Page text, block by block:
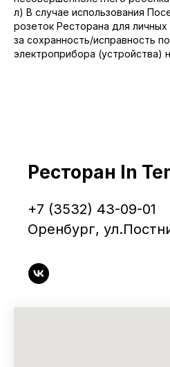
л) В случае использования
розеток Ресторана для
за сохранность/исправность
электроприбора (устройства)
Ресторан In
+7 (3532) 43-09-01
Оренбург,